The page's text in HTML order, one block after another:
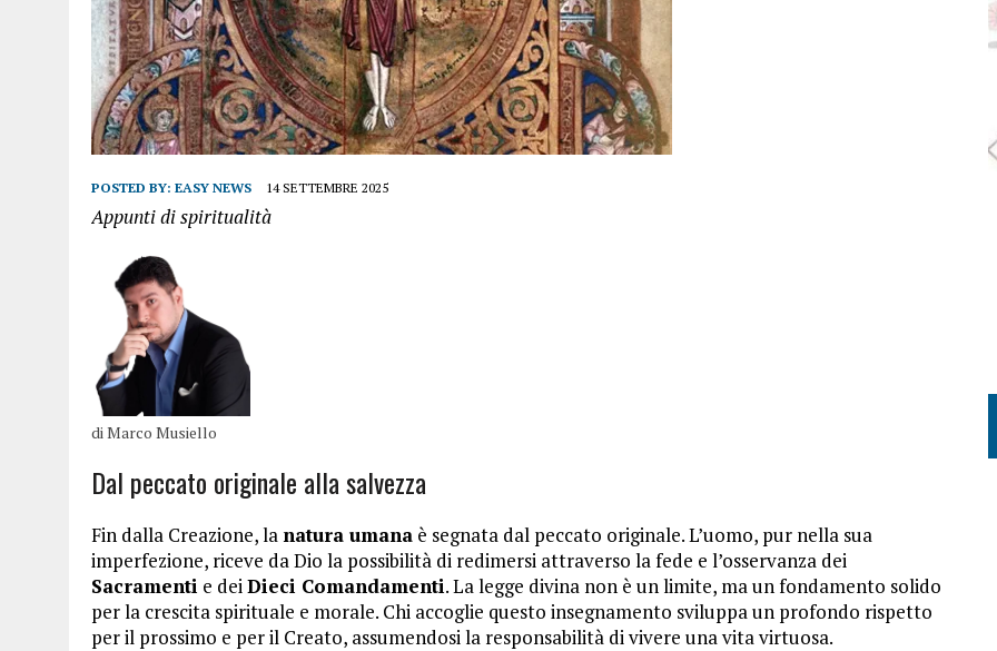
POSTED BY: EASY NEWS 14 SETTEMBRE 2025
Appunti di spiritualità
di Marco Musiello
Dal peccato originale alla salvezza
Fin dalla Creazione, la natura umana è segnata dal peccato originale. L’uomo, pur nella sua
imperfezione, riceve da Dio la possibilità di redimersi attraverso la fede e l’osservanza dei
Sacramenti e deiDieci Comandamenti. La legge divina non è un limite, ma un fondamento solido
per la crescita spirituale e morale. Chi accoglie questo insegnamento sviluppa un profondo rispetto
per il prossimo e per il Creato, assumendosi la responsabilità di vivere una vita virtuosa.